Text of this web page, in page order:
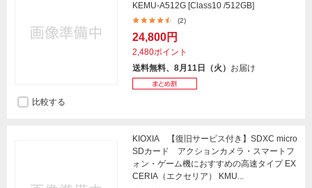
KEMU-A512G [Class10 /512GB]
(2)
24,800円
2,480ポイント
送料無料、8月11日（火） お届け
比較する
KIOXIA 【復旧サービス付き】SDXC micro
SDカード アクションカメラ・スマートフ
ォン・ゲーム機におすすめの高速タイプ EX
CERIA（エクセリア） KMU...